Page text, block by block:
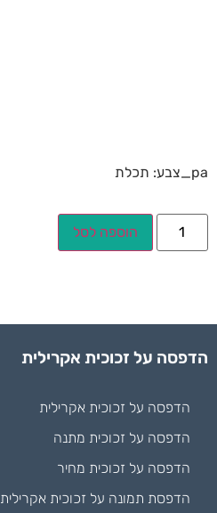
pa_צבע: תכלת
הוספה לסל
הדפסה על זכוכית אקרילית
הדפסה על זכוכית אקרילית
הדפסה על זכוכית מתנה
הדפסה על זכוכית מחיר
הדפסת תמונה על זכוכית אקרילית